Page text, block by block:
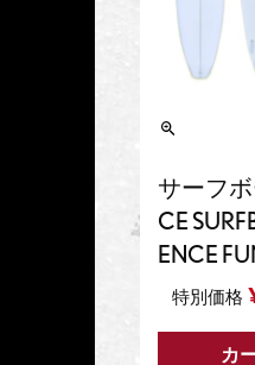
サーフボ
CE
ENCE
特別価格
カ